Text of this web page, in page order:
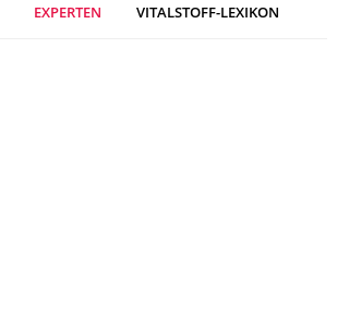
EXPERTEN VITALSTOFF-LEXIKON